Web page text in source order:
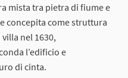
mista tra pietra di fiume e
concepita come struttura
nel 1630,
l’edificio e
di cinta.